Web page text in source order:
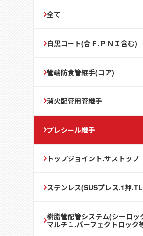
全て
白黒コート(合Ｆ.ＰＮＩ含む)
管端防食管継手(コア)
消火配管用管継手
プレシール継手
トップジョイント.サストップ
ステンレス(SUSプレス.1押
樹脂管配管システム(シーロッ
マルチ１.パーフェクトロック